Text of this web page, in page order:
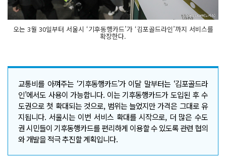
오는 3월 30일부터 서울시 ‘기후동행카드’가 ‘김포골드라인’까지 서비스를
확장한다.
교통비를 아껴주는 ‘기후동행카드’가 이달 말부터는 ‘김포골드라
인’에서도 사용이 가능합니다. 이는 기후동행카드가 도입된 후 수
도권으로 첫 확대되는 것으로, 범위는 늘었지만 가격은 그대로 유
지됩니다. 서울시는 이번 서비스 확대를 시작으로, 더 많은 수도
권 시민들이 기후동행카드를 편리하게 이용할 수 있도록 관련 협의
와 개발을 적극 추진할 계획입니다.